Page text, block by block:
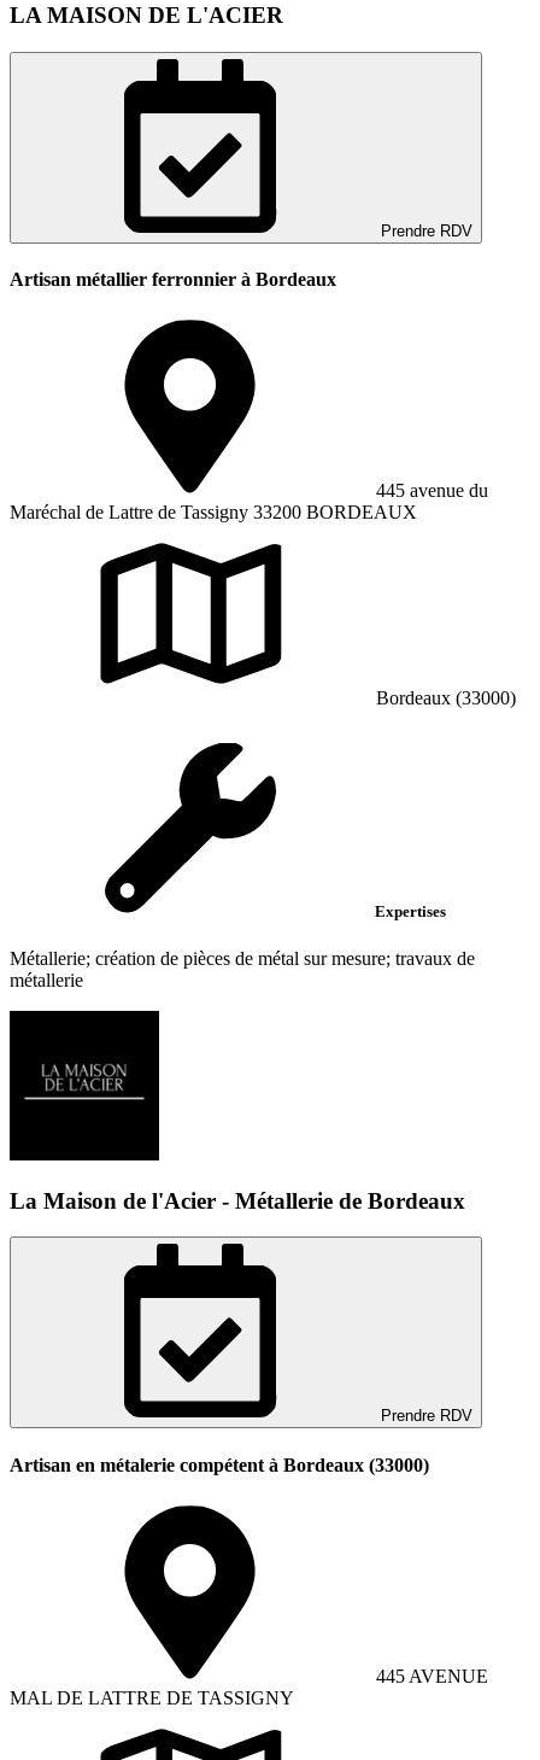
LA MAISON DE L'ACIER
Prendre RDV
Artisan métallier ferronnier à Bordeaux
445 avenue du
Maréchal de Lattre de Tassigny 33200 BORDEAUX
Bordeaux (33000)
Expertises
Métallerie; création de pièces de métal sur mesure; travaux de
métallerie
La Maison de l'Acier - Métallerie de Bordeaux
Prendre RDV
Artisan en métalerie compétent à Bordeaux (33000)
445 AVENUE
MAL DE LATTRE DE TASSIGNY